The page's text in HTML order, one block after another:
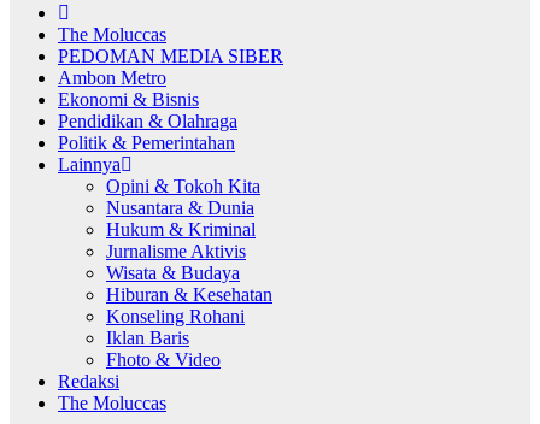
The Moluccas
PEDOMAN MEDIA SIBER
Ambon Metro
Ekonomi & Bisnis
Pendidikan & Olahraga
Politik & Pemerintahan
Lainnya
Opini & Tokoh Kita
Nusantara & Dunia
Hukum & Kriminal
Jurnalisme Aktivis
Wisata & Budaya
Hiburan & Kesehatan
Konseling Rohani
Iklan Baris
Fhoto & Video
Redaksi
The Moluccas